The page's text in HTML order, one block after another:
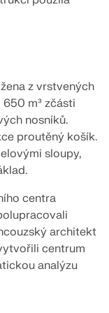
a
PRÁCE
z vrstvených
m³ zčásti
nosníků.
proutěný košík.
sloupy,
centra
architekt
centrum
analýzu